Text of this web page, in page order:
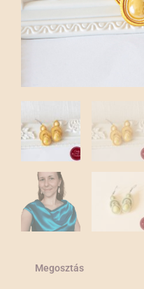
Megosztás